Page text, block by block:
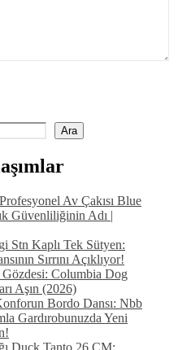
Ara
Av Çakısı Blue
Güvenliliğinin Adı |
Stn Kaplı Tek Sütyen:
Sırrını Açıklıyor!
Gözdesi: Columbia Dog
Aşın (2026)
Bordo Dansı: Nbb
Gardırobunuzda Yeni
Duck Tanto 26 CM: